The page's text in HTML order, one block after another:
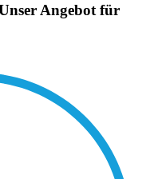
Angebot für